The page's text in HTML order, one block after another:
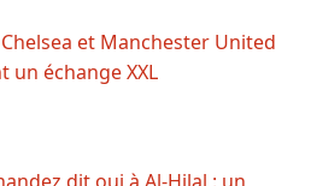
et Manchester United
un échange XXL